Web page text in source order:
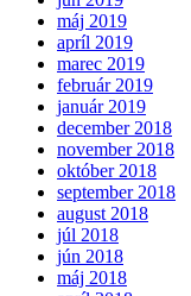
máj 2019
apríl 2019
marec 2019
február 2019
január 2019
december 2018
november 2018
október 2018
september 2018
august 2018
júl 2018
jún 2018
máj 2018